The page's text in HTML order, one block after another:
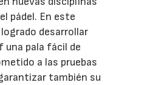
pádel. En este
desarrollar
pala fácil de
a las pruebas
también su